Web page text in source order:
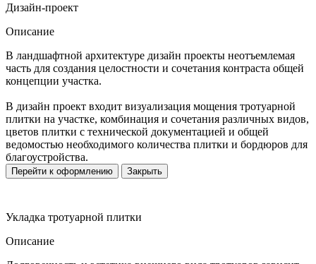
Дизайн-проект
Описание
В ландшафтной архитектуре дизайн проекты неотъемлемая
часть для создания целостности и сочетания контраста общей
концепции участка.
В дизайн проект входит визуализация мощения тротуарной
плитки на участке, комбинация и сочетания различных видов,
цветов плитки с технической документацией и общей
ведомостью необходимого количества плитки и бордюров для
благоустройства.
Перейти к оформлению Закрыть
Укладка тротуарной плитки
Описание